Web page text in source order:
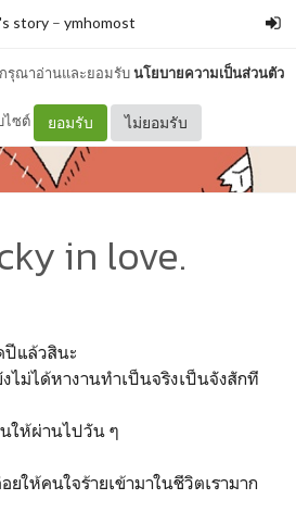
กรุณาอ่านและยอมรับนโยบายความเป็นส่วนตัว
ไซต์ ยอมรับ ไม่ยอมรับ
story– ymhomost
in love.
ปีแล้วสินะ
ไม่ได้หางานทำเป็นจริงเป็นจังสักที
ให้ผ่านไปวัน ๆ
ให้คนใจร้ายเข้ามาในชีวิตเรามาก